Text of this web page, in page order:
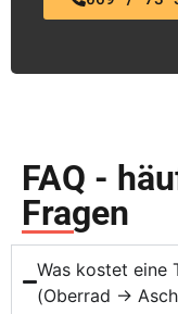
FAQ -
Fragen
Was kostet eine
(Oberrad →